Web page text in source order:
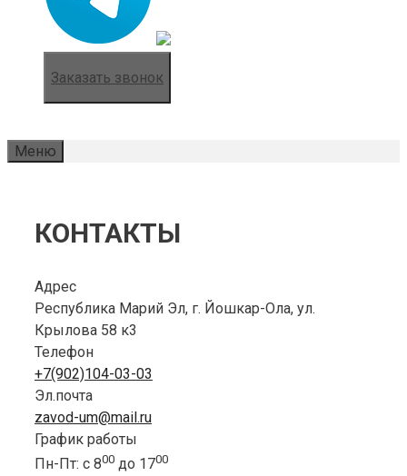
Заказать звонок
Меню
КОНТАКТЫ
Адрес
Республика Марий Эл, г. Йошкар-Ола, ул.
Крылова 58 к3
Телефон
+7(902)104-03-03
Эл.почта
zavod-um@mail.ru
График работы
Пн-Пт: с 800 до 1700